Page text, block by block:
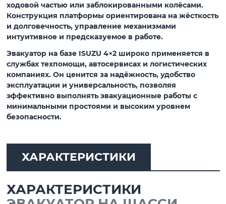
ходовой частью или заблокированными колёсами.
Конструкция платформы ориентирована на жёсткость
и долговечность, управление механизмами
интуитивное и предсказуемое в работе.
Эвакуатор на базе ISUZU 4×2широко применяется в
службах техпомощи, автосервисах и логистических
компаниях. Он ценится за надёжность, удобство
эксплуатации и универсальность, позволяя
эффективно выполнять эвакуационные работы с
минимальными простоями и высоким уровнем
безопасности.
ХАРАКТЕРИСТИКИ
ХАРАКТЕРИСТИКИ